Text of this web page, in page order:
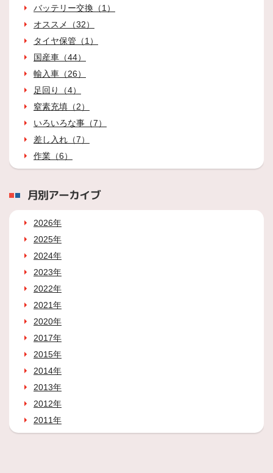
バッテリー交換（1）
オススメ（32）
タイヤ保管（1）
国産車（44）
輸入車（26）
足回り（4）
窒素充填（2）
いろいろな事（7）
差し入れ（7）
作業（6）
月別アーカイブ
2026年
2025年
2024年
2023年
2022年
2021年
2020年
2017年
2015年
2014年
2013年
2012年
2011年